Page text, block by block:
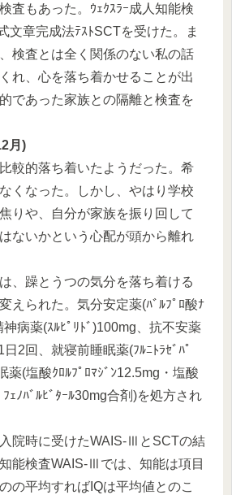
査もあった。ｳｪｸｽﾗｰ成人知能検
文章完成法ﾃｽﾄSCTを受けた。ま
検査とは全く関係のない私の話
れ、心を落ち着かせることが出
であった家族との隔離と検査を
月)
較的落ち着いたようだった。希
くなった。しかし、やはり学校
りや、自分が家族を振り回して
ないかという心配が頭から離れ
、躁とうつの気分を落ち着ける
えられた。気分安定薬(ﾊﾞﾙﾌﾟﾛ酸ﾅ
神病薬(ｽﾙﾋﾟﾘﾄﾞ)100mg、抗不安薬
日2回、就寝前睡眠薬(ﾌﾙﾆﾄﾗｾﾞﾊﾟ
薬(塩酸ｸﾛﾙﾌﾟﾛﾏｼﾞﾝ12.5mg・塩酸
ﾌｪﾉﾊﾞﾙﾋﾞﾀｰﾙ30mg合剤)を処方され
院時に受けたWAIS-ⅢとSCTの結
能検査WAIS-Ⅲでは、知能は項目
の平均すればIQは平均値とのこ